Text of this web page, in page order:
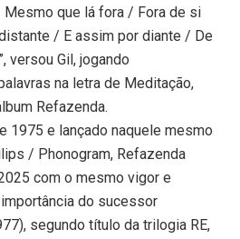
que lá fora / Fora de si
/ E assim por diante / De
versou Gil, jogando
na letra de Meditação,
Refazenda.
1975 e lançado naquele mesmo
/ Phonogram, Refazenda
com o mesmo vigor e
do sucessor
segundo título da trilogia RE,